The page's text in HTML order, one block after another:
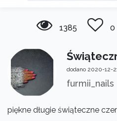
1385 0
dodano 2020-12-
furmii_nails
piękne długie świąteczne